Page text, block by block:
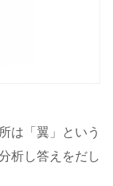
は「翼」という
析し答えをだし